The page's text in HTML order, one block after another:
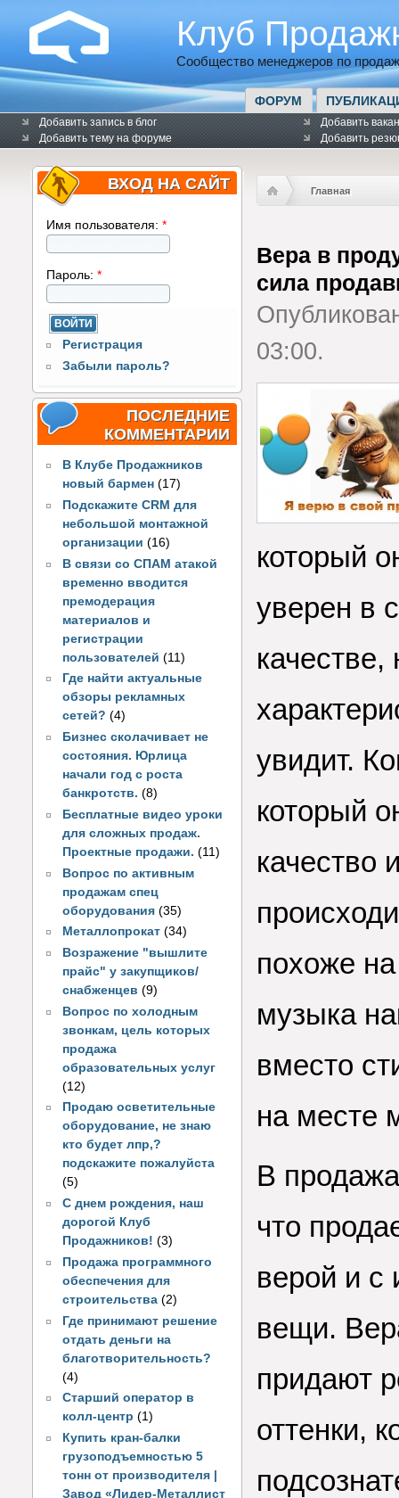
Клуб
Сообщество менеджеров по
ФОРУМ
Добавить запись в блог
Добавить тему на форуме
Добавить
Добавить
ВХОД НА САЙТ
Имя пользователя: *
Пароль: *
Регистрация
Забыли пароль?
ПОСЛЕДНИЕ
КОММЕНТАРИИ
В Клубе Продажников
новый бармен (17)
Подскажите CRM для
небольшой монтажной
организации (16)
В связи со СПАМ атакой
временно вводится
премодерация
материалов и
регистрации
пользователей(11)
Где найти актуальные
обзоры рекламных
сетей? (4)
Бизнес сколачивает не
состояния. Юрлица
начали год с роста
банкротств. (8)
Бесплатные видео уроки
для сложных продаж.
Проектные продажи. (11)
Вопрос по активным
продажам спец
оборудования (35)
Металлопрокат (34)
Возражение "вышлите
прайс" у закупщиков/
снабженцев (9)
Вопрос по холодным
звонкам, цель которых
продажа
образовательных услуг
(12)
Продаю осветительные
оборудование, не знаю
кто будет лпр,?
подскажите пожалуйста
(5)
С днем рождения, наш
дорогой Клуб
Продажников! (3)
Продажа программного
обеспечения для
строительства (2)
Где принимают решение
отдать деньги на
благотворительность?
(4)
Старший оператор в
колл-центр (1)
Купить кран-балки
грузоподъемностью 5
тонн от производителя |
Завод «Лидер-Металлист
Главная
Вера в
сила
03:00.
который
уверен в
качестве,
увидит.
который
качество
похоже
музыка
вместо
на месте
В
что
верой и с
вещи.
придают
оттенки,